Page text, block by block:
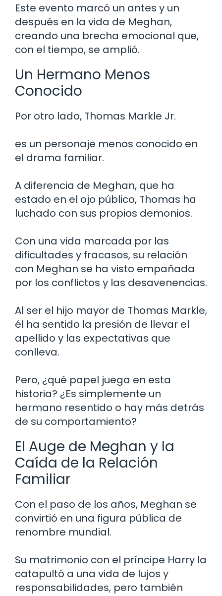
Este evento marcó un antes y un
después en la vida de Meghan,
creando una brecha emocional que,
con el tiempo, se amplió.
Un Hermano Menos
Conocido
Por otro lado, Thomas Markle Jr.
es un personaje menos conocido en
el drama familiar.
A diferencia de Meghan, que ha
estado en el ojo público, Thomas ha
luchado con sus propios demonios.
Con una vida marcada por las
dificultades y fracasos, su relación
con Meghan se ha visto empañada
por los conflictos y las desavenencias.
Al ser el hijo mayor de Thomas Markle,
él ha sentido la presión de llevar el
apellido y las expectativas que
conlleva.
Pero, ¿qué papel juega en esta
historia? ¿Es simplemente un
hermano resentido o hay más detrás
de su comportamiento?
El Auge de Meghan y la
Caída de la Relación
Familiar
Con el paso de los años, Meghan se
convirtió en una figura pública de
renombre mundial.
Su matrimonio con el príncipe Harry la
catapultó a una vida de lujos y
responsabilidades, pero también